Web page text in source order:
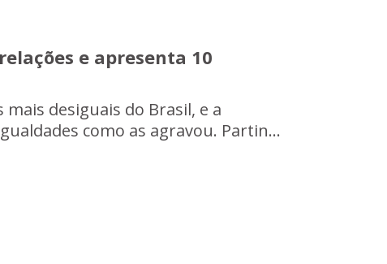
e apresenta 10
desiguais do Brasil, e a
como as agravou. Partin...